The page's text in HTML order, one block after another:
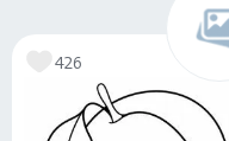
426